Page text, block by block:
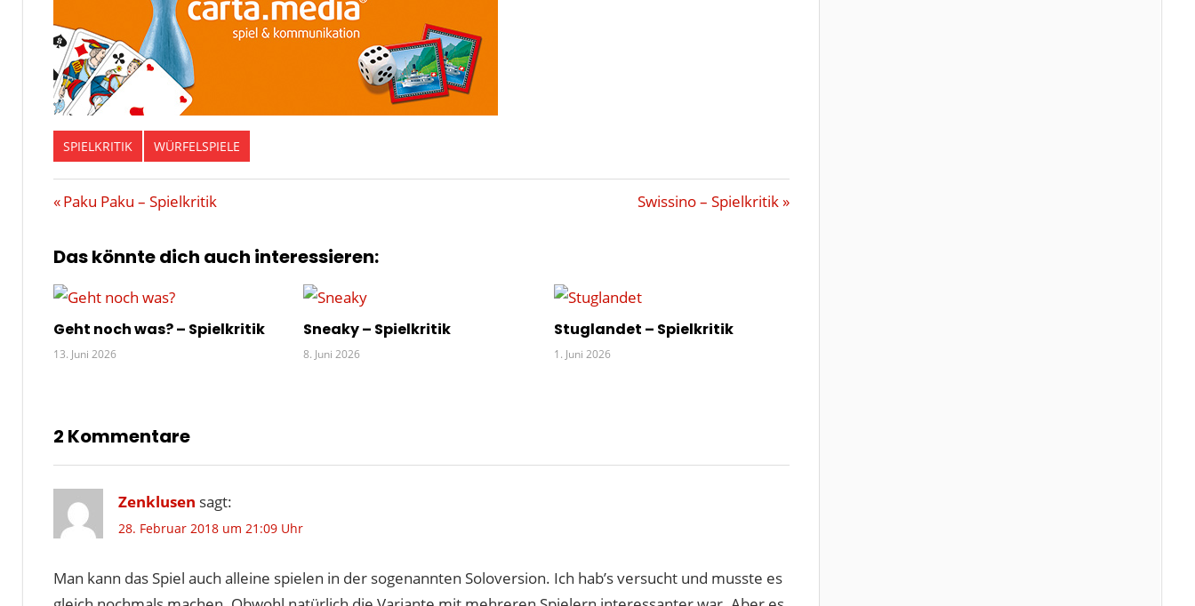
SPIELKRITIK WÜRFELSPIELE
KREUZE
NOCH
WÜRFEL
WÜRFELSPIEL
ZETTEL
Beitragsnavigation
Vorheriger
Paku Paku – Spielkritik
Nächster
Swissino – Spielkritik
Das könnte dich auch interessieren:
Geht noch was? – Spielkritik
13. Juni 2026
Sneaky – Spielkritik
8. Juni 2026
Stuglandet – Spielkritik
1. Juni 2026
2 Kommentare
Zenklusen sagt:
28. Februar 2018 um 21:09 Uhr
Man kann das Spiel auch alleine spielen in der sogenannten Soloversion. Ich hab’s versucht und musste es